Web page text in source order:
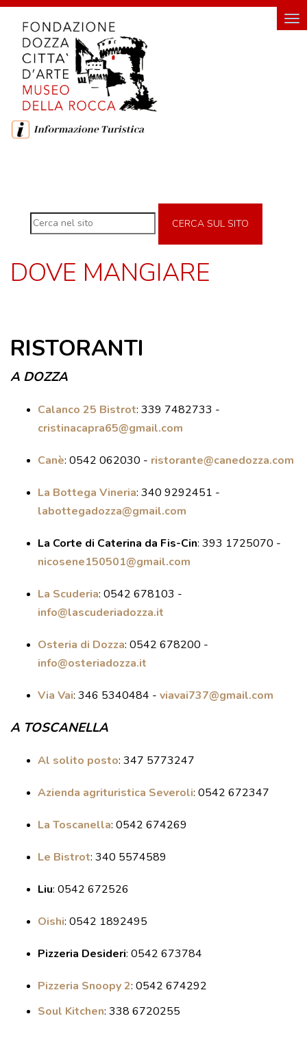
FONDAZIONE
FONDAZIONE DOZZA CITTÀ D'ARTE
SOSTENITORI DELLA FONDAZIONE
MUSEO DELLA ROCCA
GEMELLO DIGITALE MUSEO
LABORATORI
BOOKSHOP
EVENTI
EVENTI
ARCHIVIO EVENTI
INFORMAZIONE
GEMELLO DIGITALE BORGO
DOVE DORMIRE
ATTRAZIONI
EVENTI
DIPINTO
FANTASTIKA
ENOTECA
CERCA SUL SITO
DOVE MANGIARE
RISTORANTI
A DOZZA
Calanco 25 Bistrot: 339 7482733 -
cristinacapra65@gmail.com
Canè: 0542 062030 - ristorante@canedozza.com
La Bottega Vineria: 340 9292451 -
labottegadozza@gmail.com
La Corte di Caterina da Fis-Cin: 393 1725070 -
nicosene150501@gmail.com
La Scuderia: 0542 678103 -
info@lascuderiadozza.it
Osteria di Dozza: 0542 678200 -
info@osteriadozza.it
Via Vai: 346 5340484 - viavai737@gmail.com
A TOSCANELLA
Al solito posto: 347 5773247
Azienda agrituristica Severoli: 0542 672347
La Toscanella: 0542 674269
Le Bistrot: 340 5574589
Liu: 0542 672526
Oishi: 0542 1892495
Pizzeria Desideri: 0542 673784
Pizzeria Snoopy 2: 0542 674292
Soul Kitchen: 338 6720255